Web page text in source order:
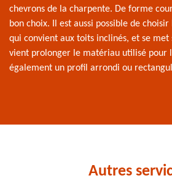
chevrons de la charpente. De forme
bon choix. Il est aussi possible de
qui convient aux toits inclinés, et se
vient prolonger le matériau utilisé pour
également un profil arrondi ou
Autres